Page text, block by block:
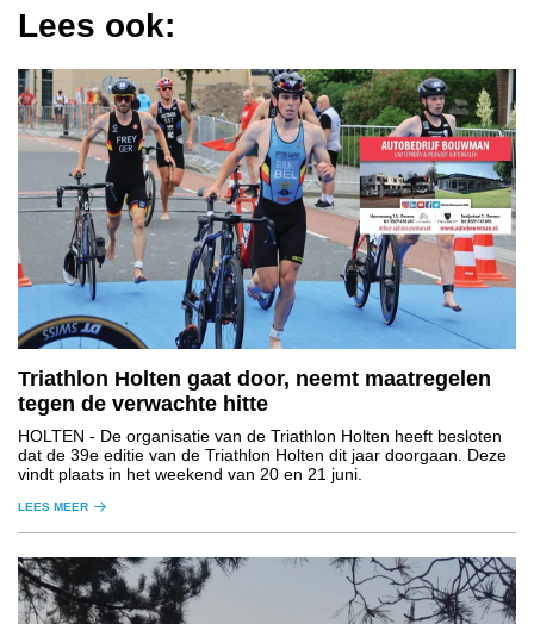
Lees ook:
Triathlon Holten gaat door, neemt maatregelen
tegen de verwachte hitte
HOLTEN - De organisatie van de Triathlon Holten heeft besloten
dat de 39e editie van de Triathlon Holten dit jaar doorgaan. Deze
vindt plaats in het weekend van 20 en 21 juni.
LEES MEER